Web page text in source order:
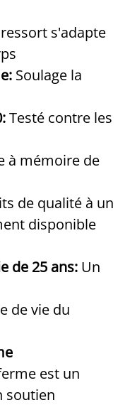
s'adapte
Soulage la
Testé contre les
à mémoire de
de qualité à un
disponible
de 25 ans: Un
de vie du
est un
soutien